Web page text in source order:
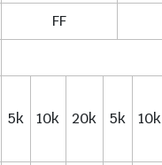
FF
5k 10k 20k 5k 10k